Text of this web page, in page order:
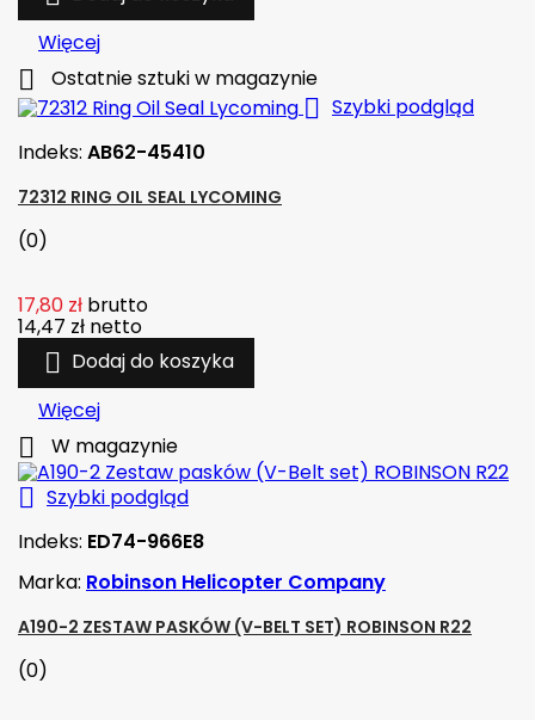
Więcej
 Ostatnie sztuki w magazynie
 Szybki podgląd
Indeks: AB62-45410
72312 RING OIL SEAL LYCOMING
(0)
17,80 zł brutto
14,47 zł netto
 Dodaj do koszyka
Więcej
 W magazynie
 Szybki podgląd
Indeks: ED74-966E8
Marka: Robinson Helicopter Company
A190-2 ZESTAW PASKÓW (V-BELT SET) ROBINSON R22
(0)